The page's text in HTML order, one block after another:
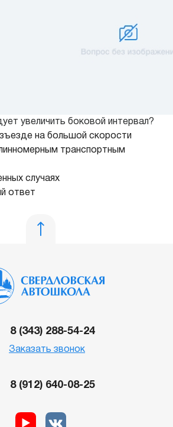
увеличить боковой интервал?
на большой скорости
транспортным
случаях
ответ
8 (343) 288-54-24
Заказать звонок
8 (912) 640-08-25